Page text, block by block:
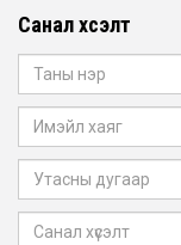
Санал хүсэлт